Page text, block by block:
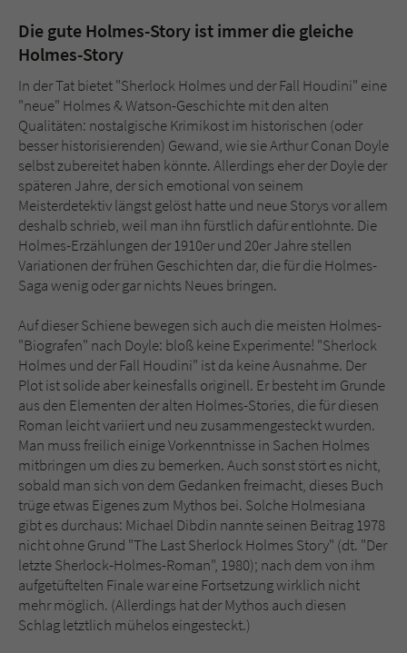
Die gute Holmes-Story ist immer die gleiche
Holmes-Story
In der Tat bietet "Sherlock Holmes und der Fall Houdini" eine
"neue" Holmes & Watson-Geschichte mit den alten
Qualitäten: nostalgische Krimikost im historischen (oder
besser historisierenden) Gewand, wie sie Arthur Conan Doyle
selbst zubereitet haben könnte. Allerdings eher der Doyle der
späteren Jahre, der sich emotional von seinem
Meisterdetektiv längst gelöst hatte und neue Storys vor allem
deshalb schrieb, weil man ihn fürstlich dafür entlohnte. Die
Holmes-Erzählungen der 1910er und 20er Jahre stellen
Variationen der frühen Geschichten dar, die für die Holmes-
Saga wenig oder gar nichts Neues bringen.
Auf dieser Schiene bewegen sich auch die meisten Holmes-
"Biografen" nach Doyle: bloß keine Experimente! "Sherlock
Holmes und der Fall Houdini" ist da keine Ausnahme. Der
Plot ist solide aber keinesfalls originell. Er besteht im Grunde
aus den Elementen der alten Holmes-Stories, die für diesen
Roman leicht variiert und neu zusammengesteckt wurden.
Man muss freilich einige Vorkenntnisse in Sachen Holmes
mitbringen um dies zu bemerken. Auch sonst stört es nicht,
sobald man sich von dem Gedanken freimacht, dieses Buch
trüge etwas Eigenes zum Mythos bei. Solche Holmesiana
gibt es durchaus: Michael Dibdin nannte seinen Beitrag 1978
nicht ohne Grund "The Last Sherlock Holmes Story" (dt. "Der
letzte Sherlock-Holmes-Roman", 1980); nach dem von ihm
aufgetüftelten Finale war eine Fortsetzung wirklich nicht
mehr möglich. (Allerdings hat der Mythos auch diesen
Schlag letztlich mühelos eingesteckt.)